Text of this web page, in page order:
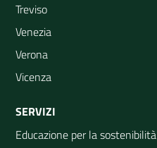
Treviso
Venezia
Verona
Vicenza
SERVIZI
Educazione per la sostenibilità